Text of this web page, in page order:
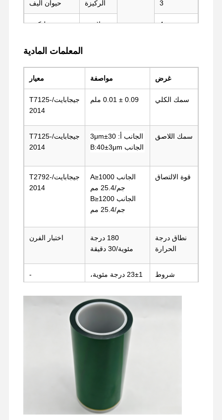
شريط قناع
شريط PTFE
فيلم الافراج
فيلم السيليكون
3 الركيزة حيوان أليف
4 لاصق سيليكون
فيلم
الفلوروبلاستيك
المعلمات المادية
غرض مواصفة معيار
سمك الكلي 0.09 ± 0.01 ملم
جيجابايت/T7125-
2014
سمك اللاصق
الجانب أ: 30±3μm
الجانب B:40±3μm
جيجابايت/T7125-
2014
قوة الالتصاق
الجانب A≥1000
جم/25.4 مم
الجانب B≥1200
جم/25.4 مم
جيجابايت/T2792-
2014
نطاق درجة
الحرارة
180 درجة
مئوية/30 دقيقة
اختبار الفرن
شروط
23±1 درجة مئوية،
نسبية، ألواح
فولاذية، 300 مم/
-